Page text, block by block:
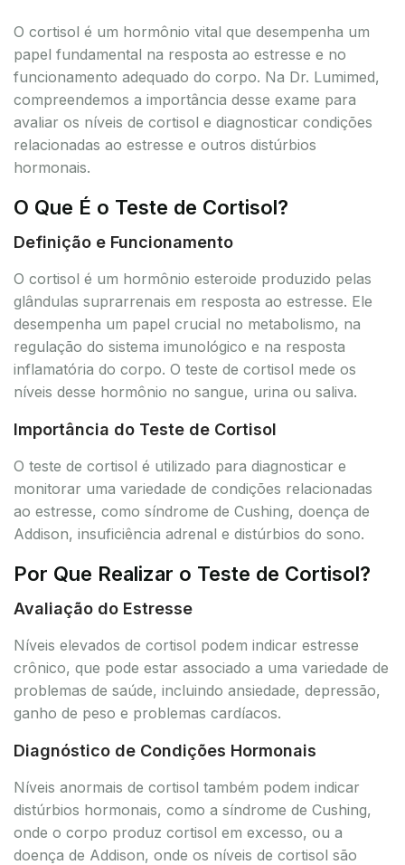
O cortisol é um hormônio vital que desempenha um
papel fundamental na resposta ao estresse e no
funcionamento adequado do corpo. Na Dr. Lumimed,
compreendemos a importância desse exame para
avaliar os níveis de cortisol e diagnosticar condições
relacionadas ao estresse e outros distúrbios
hormonais.
O Que É o Teste de Cortisol?
Definição e Funcionamento
O cortisol é um hormônio esteroide produzido pelas
glândulas suprarrenais em resposta ao estresse. Ele
desempenha um papel crucial no metabolismo, na
regulação do sistema imunológico e na resposta
inflamatória do corpo. O teste de cortisol mede os
níveis desse hormônio no sangue, urina ou saliva.
Importância do Teste de Cortisol
O teste de cortisol é utilizado para diagnosticar e
monitorar uma variedade de condições relacionadas
ao estresse, como síndrome de Cushing, doença de
Addison, insuficiência adrenal e distúrbios do sono.
Por Que Realizar o Teste de Cortisol?
Avaliação do Estresse
Níveis elevados de cortisol podem indicar estresse
crônico, que pode estar associado a uma variedade de
problemas de saúde, incluindo ansiedade, depressão,
ganho de peso e problemas cardíacos.
Diagnóstico de Condições Hormonais
Níveis anormais de cortisol também podem indicar
distúrbios hormonais, como a síndrome de Cushing,
onde o corpo produz cortisol em excesso, ou a
doença de Addison, onde os níveis de cortisol são